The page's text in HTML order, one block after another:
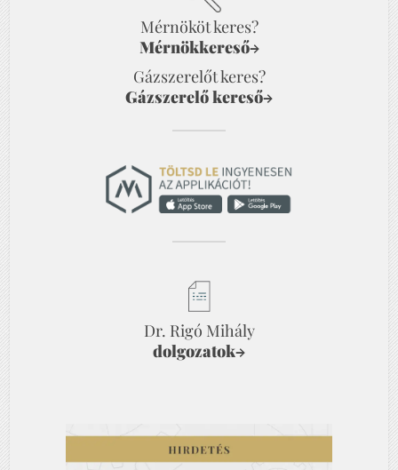
Mérnököt keres?
Mérnökkereső→
Gázszerelőt keres?
Gázszerelő kereső→
Dr. Rigó Mihály
dolgozatok→